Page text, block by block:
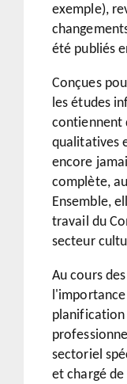
exemple),
été publiés
Conçues
les études
contiennent
qualitatives
encore
complète,
Ensemble,
travail du
secteur
Au cours
sectoriel
et chargé